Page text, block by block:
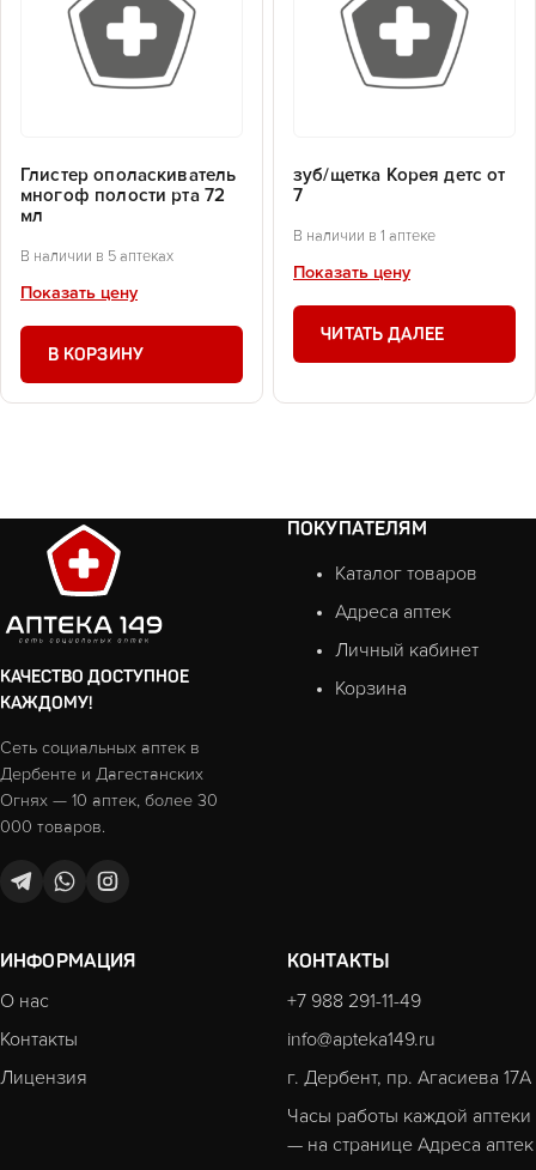
Глистер ополаскиватель
многоф полости рта 72
мл
В наличии в 5 аптеках
Показать цену
В КОРЗИНУ
зуб/щетка Корея детс от
7
В наличии в 1 аптеке
Показать цену
ЧИТАТЬ ДАЛЕЕ
КАЧЕСТВО ДОСТУПНОЕ
КАЖДОМУ!
Сеть социальных аптек в
Дербенте и Дагестанских
Огнях — 10 аптек, более 30
000 товаров.
ПОКУПАТЕЛЯМ
Каталог товаров
Адреса аптек
Личный кабинет
Корзина
ИНФОРМАЦИЯ
О нас
Контакты
Лицензия
КОНТАКТЫ
+7 988 291-11-49
info@apteka149.ru
г. Дербент, пр. Агасиева 17А
Часы работы каждой аптеки
— на странице Адреса аптек